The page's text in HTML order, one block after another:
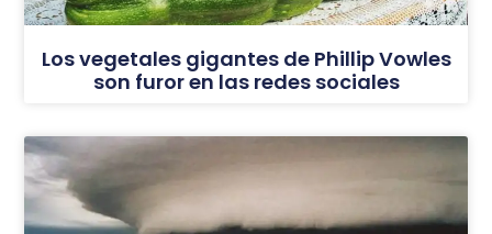
Los vegetales gigantes de Phillip Vowles
son furor en las redes sociales